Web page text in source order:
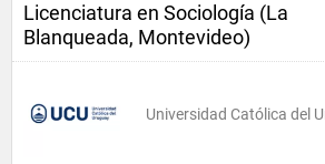
Licenciatura en Sociología (La
Blanqueada, Montevideo)
Universidad Católica del